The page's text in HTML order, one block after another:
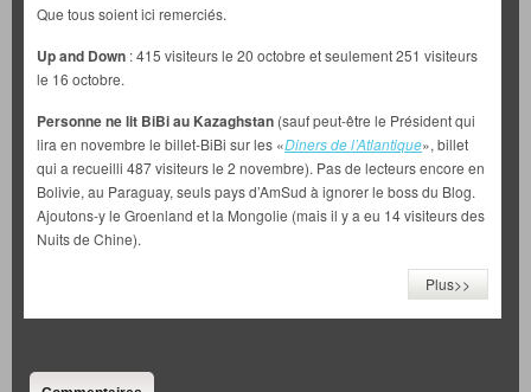
Que tous soient ici remerciés.
Up and Down : 415 visiteurs le 20 octobre et seulement 251 visiteurs
le 16 octobre.
Personne ne lit BiBi au Kazaghstan (sauf peut-être le Président qui
lira en novembre le billet-BiBi sur les «Diners de l’Atlantique», billet
qui a recueilli 487 visiteurs le 2 novembre). Pas de lecteurs encore en
Bolivie, au Paraguay, seuls pays d’AmSud à ignorer le boss du Blog.
Ajoutons-y le Groenland et la Mongolie (mais il y a eu 14 visiteurs des
Nuits de Chine).
Plus>>